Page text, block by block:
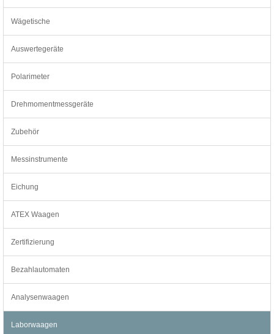
Wägetische
Auswertegeräte
Polarimeter
Drehmomentmessgeräte
Zubehör
Messinstrumente
Eichung
ATEX Waagen
Zertifizierung
Bezahlautomaten
Analysenwaagen
Laborwaagen